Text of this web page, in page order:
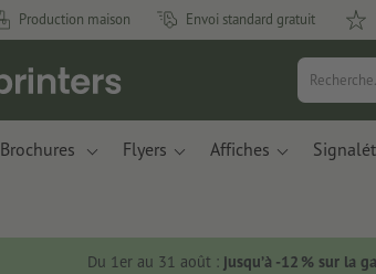
Production maison Envoi standard gratuit
Brochures Flyers Affiches
Du 1er au 31 août : jusqu’à -12 % sur la